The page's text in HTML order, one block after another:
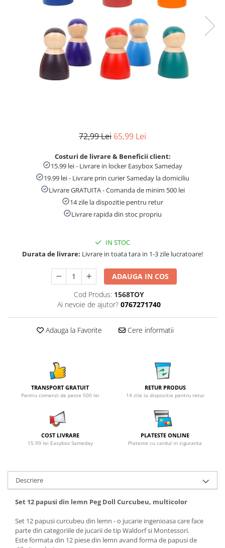
72,99 Lei 65,99 Lei
Costuri de livrare & Beneficii client:
15.99 lei - Livrare in locker Easybox Sameday
19.99 lei - Livrare prin curier Sameday la domiciliu
Livrare GRATUITA - Comanda de minim 500 lei
14 zile la dispozitie pentru retur
Livrare rapida din stoc propriu
IN STOC
Durata de livrare: Livrare in toata tara in 1-3 zile lucratoare!
ADAUGA IN COS
Cod Produs: 1568TOY
Ai nevoie de ajutor? 0767271740
Adauga la Favorite Cere informatii
TRANSPORT GRATUIT
Pentru comenzi de peste 500 lei
RETUR PRODUS
14 zile la dispozitie pentru retur
COST LIVRARE
15.99 lei Easybox Sameday
PLATESTE ONLINE
Plateste cu cardul in siguranta
Descriere
Set 12 papusi din lemn Peg Doll Curcubeu, multicolor
Set 12 papusi curcubeu din lemn - o jucarie ingenioasa care face
parte din categoriile de jucarii de tip Waldorf si Montessori.
Este formata din 12 piese din lemn avand forma de papusi de